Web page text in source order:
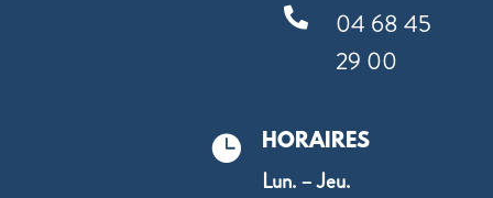

04 68 45
29 00
 HORAIRES
Lun. – Jeu.